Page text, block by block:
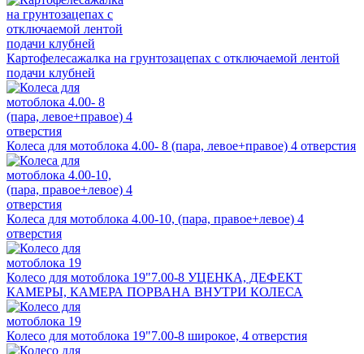
Картофелесажалка на грунтозацепах с отключаемой лентой
подачи клубней
Колеса для мотоблока 4.00- 8 (пара, левое+правое) 4 отверстия
Колеса для мотоблока 4.00-10, (пара, правое+левое) 4
отверстия
Колесо для мотоблока 19"7.00-8 УЦЕНКА, ДЕФЕКТ
КАМЕРЫ, КАМЕРА ПОРВАНА ВНУТРИ КОЛЕСА
Колесо для мотоблока 19"7.00-8 широкое, 4 отверстия